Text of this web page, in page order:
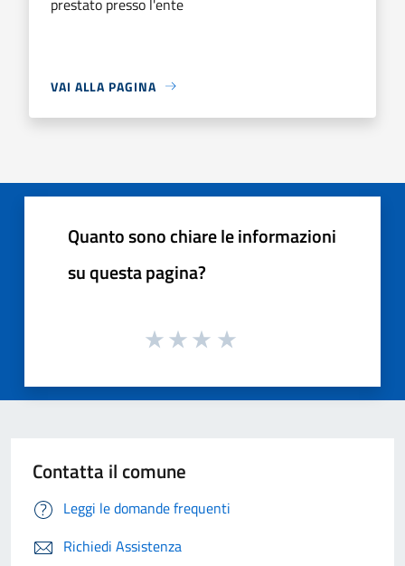
VAI ALLA PAGINA
Quanto sono chiare le informazioni
su questa pagina?
Contatta il comune
Leggi le domande frequenti
Richiedi Assistenza